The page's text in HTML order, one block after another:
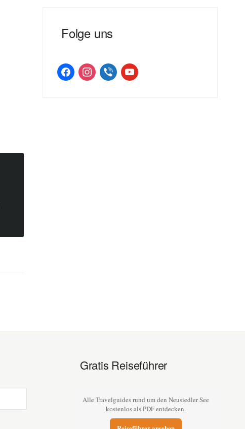
Folge uns
facebookinstagramviber youtube
Gratis Reiseführer
Alle Travelguides rund um den Neusiedler See
kostenlos als PDF entdecken.